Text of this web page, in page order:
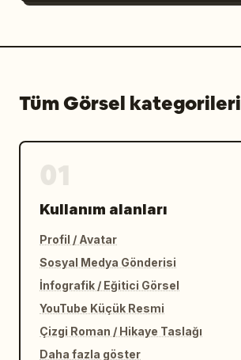
Tüm Görsel kategorileri
Kullanım alanları
Profil / Avatar
Sosyal Medya Gönderisi
İnfografik / Eğitici Görsel
YouTube Küçük Resmi
Çizgi Roman / Hikaye Taslağı
Daha fazla göster